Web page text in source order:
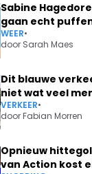
Sabine
gaan echt
WEER•
door Sarah Maes
Dit blauwe
niet wat veel
VERKEER•
doorFabian Morren
Opnieuw
van Action kost